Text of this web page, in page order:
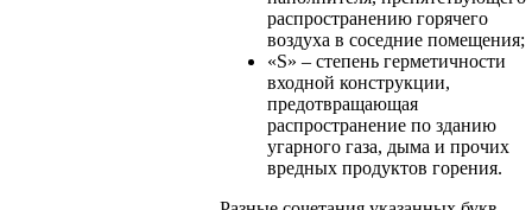
распространению горячего
воздуха в соседние помещения;
«S» – степень герметичности
входной конструкции,
предотвращающая
распространение по зданию
угарного газа, дыма и прочих
вредных продуктов горения.